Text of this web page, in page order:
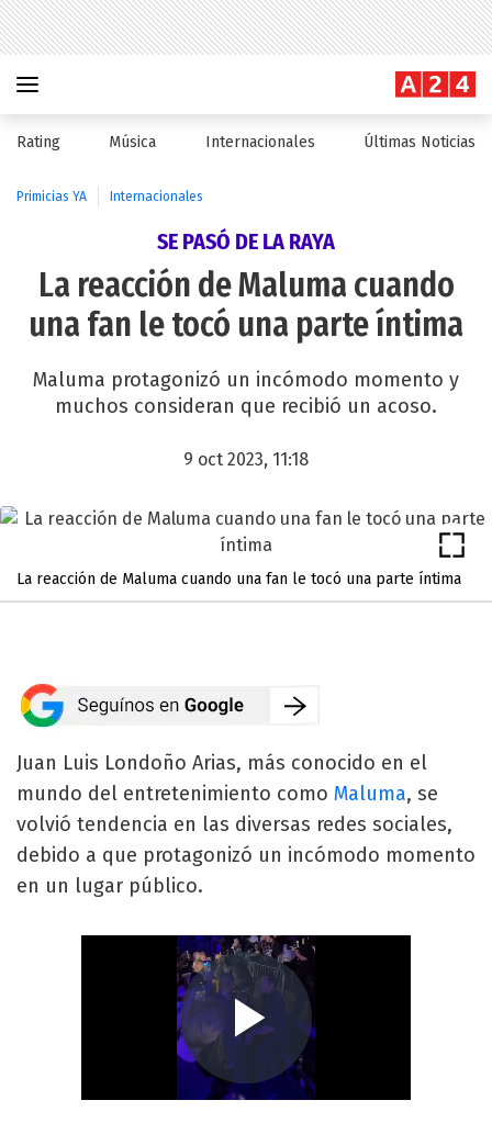
Rating Música Internacionales Últimas Noticias
Primicias YA Internacionales
SE PASÓ DE LA RAYA
La reacción de Maluma cuando
una fan le tocó una parte íntima
Maluma protagonizó un incómodo momento y
muchos consideran que recibió un acoso.
9 oct 2023, 11:18
La reacción de Maluma cuando una fan le tocó una parte íntima
Juan Luis Londoño Arias, más conocido en el
mundo del entretenimiento como Maluma, se
volvió tendencia en las diversas redes sociales,
debido a que protagonizó un incómodo momento
en un lugar público.